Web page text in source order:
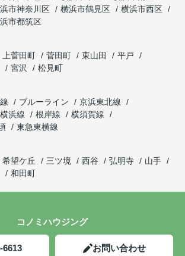
市神奈川区 横浜市鶴見区
横浜市西区
市都筑区
上菅田町 菅田町 東山田
平戸
宮沢
松見町
ブルーライン
京浜東北線
横浜線 根岸線
横須賀線
東急東横線
希望ケ丘 三ツ境 西谷 弘明寺
山手
和田町
コノミハウジング
6613 お問い合わせ